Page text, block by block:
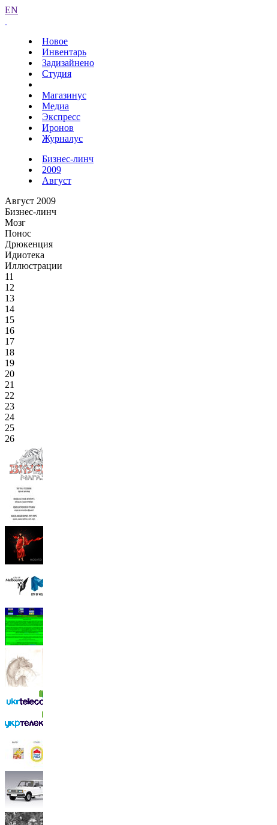
EN
Новое
Инвентарь
Задизайнено
Студия
Магазинус
Медиа
Экспресс
Иронов
Журналус
Бизнес-линч
2009
Август
Август 2009
Бизнес-линч
Мозг
Понос
Дрюкенция
Идиотека
Иллюстрации
11
12
13
14
15
16
17
18
19
20
21
22
23
24
25
26